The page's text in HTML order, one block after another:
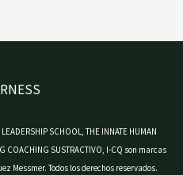
SCHOOL, THE INNATE HUMAN
COACHING SUSTRACTIVO, I-CQ son marcas
Messmer. Todos los derechos reservados.